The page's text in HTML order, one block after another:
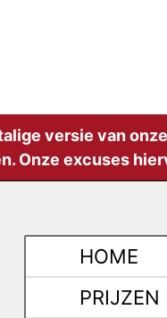
versie van
Onze excuses
HOME